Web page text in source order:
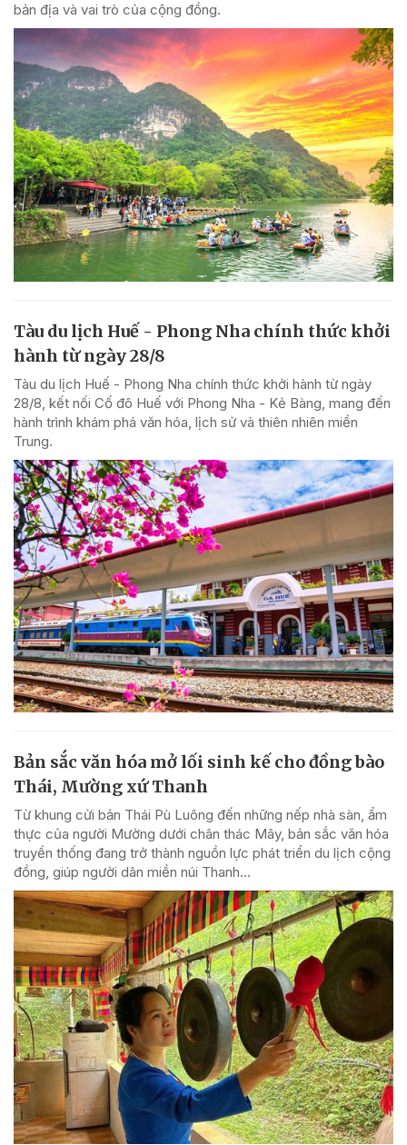
bản địa và vai trò của cộng đồng.
Tàu du lịch Huế - Phong Nha chính thức khởi
hành từ ngày 28/8
Tàu du lịch Huế - Phong Nha chính thức khởi hành từ ngày
28/8, kết nối Cố đô Huế với Phong Nha - Kẻ Bàng, mang đến
hành trình khám phá văn hóa, lịch sử và thiên nhiên miền
Trung.
Bản sắc văn hóa mở lối sinh kế cho đồng bào
Thái, Mường xứ Thanh
Từ khung cửi bản Thái Pù Luông đến những nếp nhà sàn, ẩm
thực của người Mường dưới chân thác Mây, bản sắc văn hóa
truyền thống đang trở thành nguồn lực phát triển du lịch cộng
đồng, giúp người dân miền núi Thanh...